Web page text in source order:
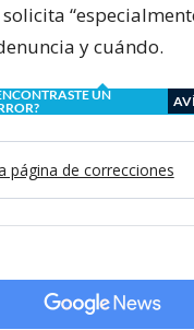
y cuándo.
UN
página de correcciones